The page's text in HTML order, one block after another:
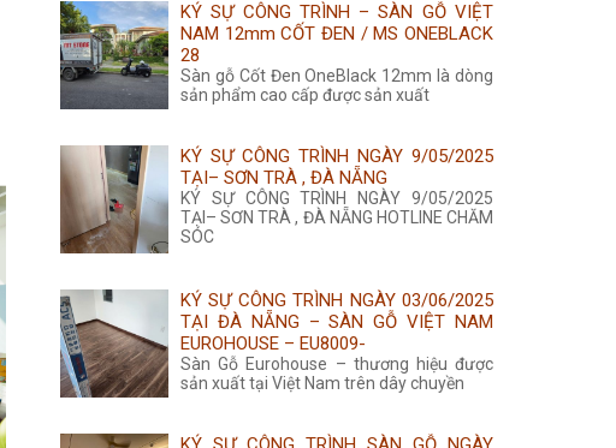
KÝ SỰ CÔNG TRÌNH – SÀN GỖ VIỆT
NAM 12mm CỐT ĐEN / MS ONEBLACK
28
Sàn gỗ Cốt Đen OneBlack 12mm là dòng
sản phẩm cao cấp được sản xuất
KÝ SỰ CÔNG TRÌNH NGÀY 9/05/2025
TẠI– SƠN TRÀ , ĐÀ NẴNG
KÝ SỰ CÔNG TRÌNH NGÀY 9/05/2025
TẠI– SƠN TRÀ , ĐÀ NẴNG HOTLINE CHĂM
SÓC
KÝ SỰ CÔNG TRÌNH NGÀY 03/06/2025
TẠI ĐÀ NẴNG – SÀN GỖ VIỆT NAM
EUROHOUSE – EU8009-
Sàn Gỗ Eurohouse – thương hiệu được
sản xuất tại Việt Nam trên dây chuyền